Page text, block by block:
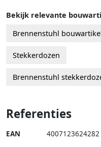
Bekijk relevante
Brennenstuhl
Stekkerdozen
Brennenstuhl
Referenties
EAN 4007123624282